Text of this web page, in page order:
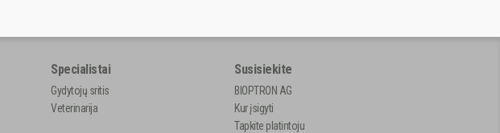
Specialistai
Gydytojų sritis
Veterinarija
Susisiekite
BIOPTRON AG
Kur įsigyti
Tapkite platintoju